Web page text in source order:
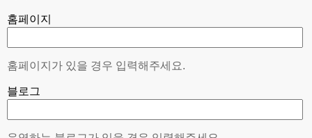
홈페이지
홈페이지가 있을 경우 입력해주세요.
블로그